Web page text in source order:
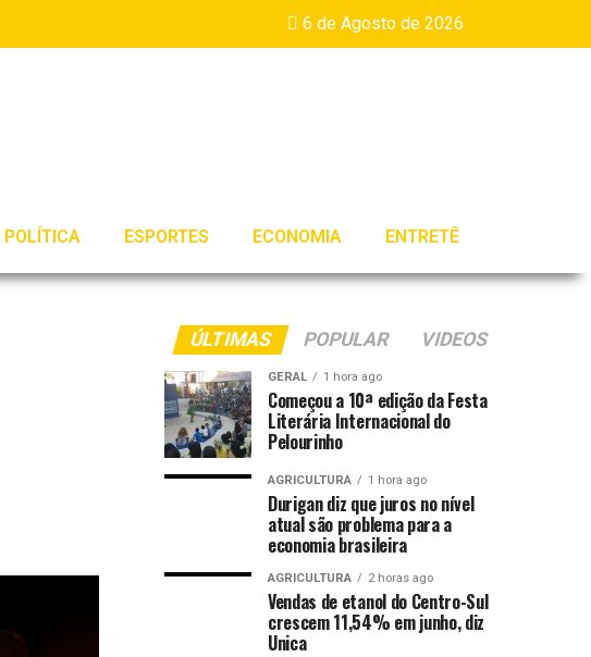
6 de Agosto de 2026
POLÍTICA ESPORTES ECONOMIA ENTRETÊ
ÚLTIMAS POPULAR VIDEOS
GERAL 1 hora ago
Começou a 10ª edição da Festa
Literária Internacional do
Pelourinho
AGRICULTURA 1 hora ago
Durigan diz que juros no nível
atual são problema para a
economia brasileira
AGRICULTURA 2 horas ago
Vendas de etanol do Centro-Sul
crescem 11,54% em junho, diz
Unica